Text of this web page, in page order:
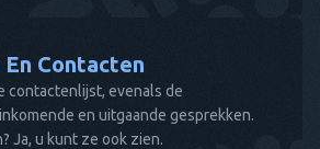
Contacten
contactenlijst, evenals de
en uitgaande gesprekken.
Ja, u kunt ze ook zien.